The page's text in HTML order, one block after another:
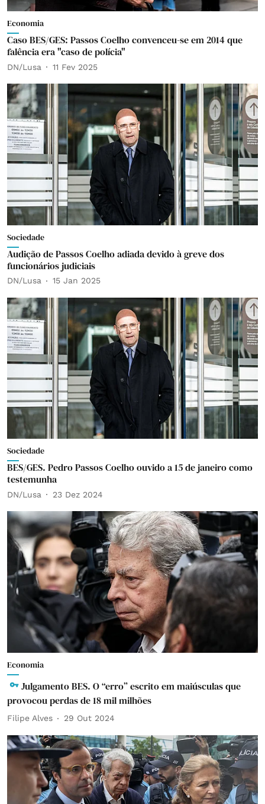
Economia
Caso BES/GES: Passos Coelho convenceu-se em 2014 que
falência era "caso de polícia"
DN/Lusa 11 Fev 2025
Sociedade
Audição de Passos Coelho adiada devido à greve dos
funcionários judiciais
DN/Lusa 15 Jan 2025
Sociedade
BES/GES. Pedro Passos Coelho ouvido a 15 de janeiro como
testemunha
DN/Lusa 23 Dez 2024
Economia
Julgamento BES. O “erro” escrito em maiúsculas que
provocou perdas de 18 mil milhões
Filipe Alves 29 Out 2024